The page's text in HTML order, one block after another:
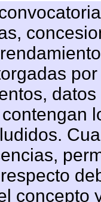
concepto